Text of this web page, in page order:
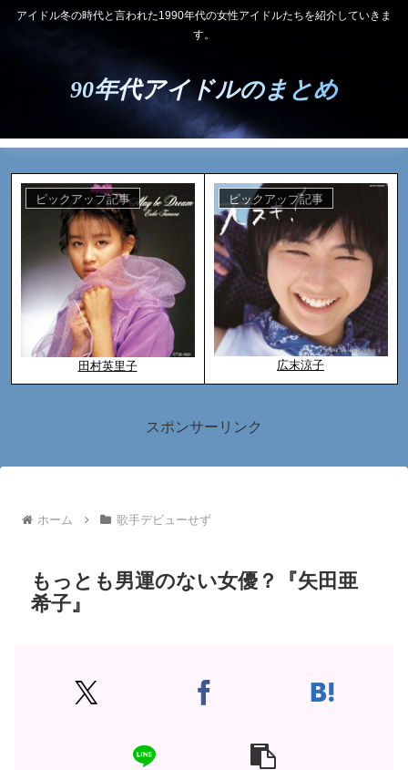
アイドル冬の時代と言われた1990年代の女性アイドルたちを紹介していきま
す。
90年代アイドルのまとめ
ピックアップ記事
田村英里子
ピックアップ記事
広末涼子
スポンサーリンク
ホーム 歌手デビューせず
もっとも男運のない女優？『矢田亜
希子』